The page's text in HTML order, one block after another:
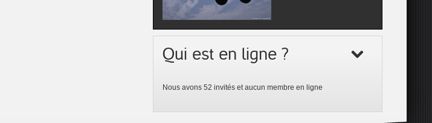
Qui est en ligne ?
Nous avons 52 invités et aucun membre en ligne